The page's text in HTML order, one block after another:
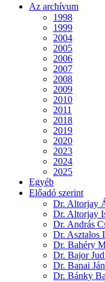
Az archívum
1998
1999
2004
2005
2006
2007
2008
2009
2010
2011
2018
2019
2020
2023
2024
2025
Egyéb
Előadó szerint
Dr. Altorjay
Dr. Altorjay
Dr. András
Dr. Asztalos
Dr. Bahéry
Dr. Bajor
Dr. Banai
Dr. Bánky